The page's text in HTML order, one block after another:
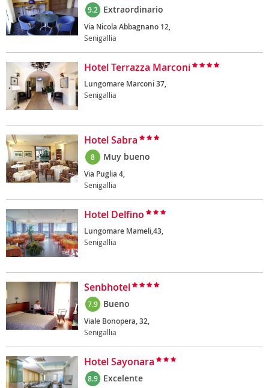
9.2 Extraordinario
Via Nicola Abbagnano 12,
Senigallia
Hotel Terrazza Marconi
Lungomare Marconi 37,
Senigallia
Hotel Sabra
8 Muy bueno
Via Puglia 4,
Senigallia
Hotel Delfino
Lungomare Mameli,43,
Senigallia
Senbhotel
7.9 Bueno
Viale Bonopera, 32,
Senigallia
Hotel Sayonara
8.9 Excelente